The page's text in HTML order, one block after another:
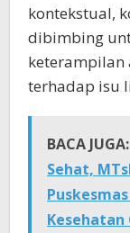
kontekstual,
dibimbing
keterampilan
terhadap isu
BACA JUGA:
Sehat,
Kesehatan